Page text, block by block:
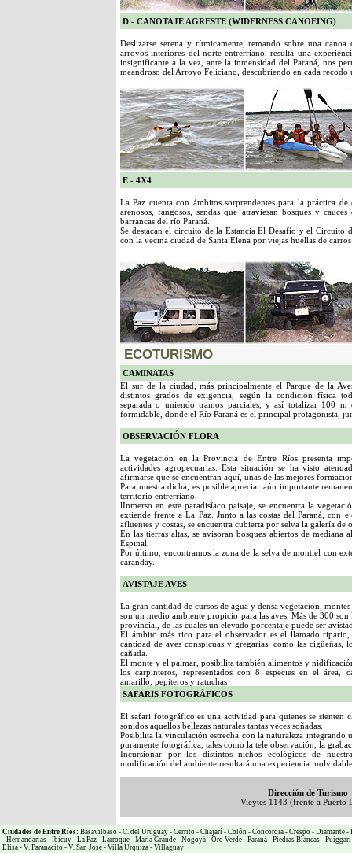
D - CANOTAJE AGRESTE (WIDERNESS CANOEING)
Deslizarse serena y rítmicamente, remando sobre una
arroyos interiores del norte entrerriano, resulta una
insignificante a la vez, ante la inmensidad del Paraná, nos
meandroso del Arroyo Feliciano, descubriendo en cada recodo
E - 4X4
La Paz cuenta con ámbitos sorprendentes para la práctica
arenosos, fangosos, sendas que atraviesan bosques y
barrancas del río Paraná.
Se destacan el circuito de la Estancia El Desafío y el Circuito
con la vecina ciudad de Santa Elena por viejas huellas de
ECOTURISMO
CAMINATAS
El sur de la ciudad, más principalmente el Parque de la
distintos grados de exigencia, según la condición física
separada o uniendo tramos parciales, y así totalizar 100
formidable, donde el Río Paraná es el principal protagonista,
OBSERVACIÓN FLORA
La vegetación en la Provincia de Entre Ríos presenta
actividades agropecuarias. Esta situación se ha visto
afirmarse que se encuentran aquí, unas de las mejores
Para nuestra dicha, es posible apreciar aún importante
territorio entrerriano.
lInmerso en este paradisíaco paisaje, se encuentra la
extiende frente a La Paz. Junto a las costas del Paraná, con
afluentes y costas, se encuentra cubierta por selva la galería de
En las tierras altas, se avisoran bosques abiertos de
Espinal.
Por último, encontramos la zona de la selva de montiel con
caranday.
AVISTAJE AVES
La gran cantidad de cursos de agua y densa vegetación,
son un medio ambiente propicio para las aves. Más de 300 son
provincial, de las cuales un elevado porcentaje puede ser
El ámbito más rico para el observador es el llamado
cantidad de aves conspícuas y gregarias, como las cigüeñas,
cañada.
El monte y el palmar, posibilita también alimentos y
los carpinteros, representados con 8 especies en el área,
amarillo, pepiteros y ratuchas
SAFARIS FOTOGRÁFICOS
El safari fotográfico es una actividad para quienes se sienten
sonidos aquellos bellezas naturales tantas veces soñadas.
Posibilita la vinculación estrecha con la naturaleza integrando
puramente fotográfica, tales como la tele observación, la
Incursionar por los distintos nichos ecológicos de
modificación del ambiente resultará una experiencia
Dirección de Turismo
Vieytes 1143 (frente a Puerto
Ciudades de Entre Ríos: Basavilbaso - C. del Uruguay - Cerrito - Chajarí - Colón - Concordia - Crespo - Diamante -
- Hernandarias - Ibicuy - La Paz - Larroque - María Grande - Nogoyá - Oro Verde - Paraná - Piedras Blancas - Puiggari
Elisa - V. Paranacito - V. San José - Villa Urquiza - Villaguay